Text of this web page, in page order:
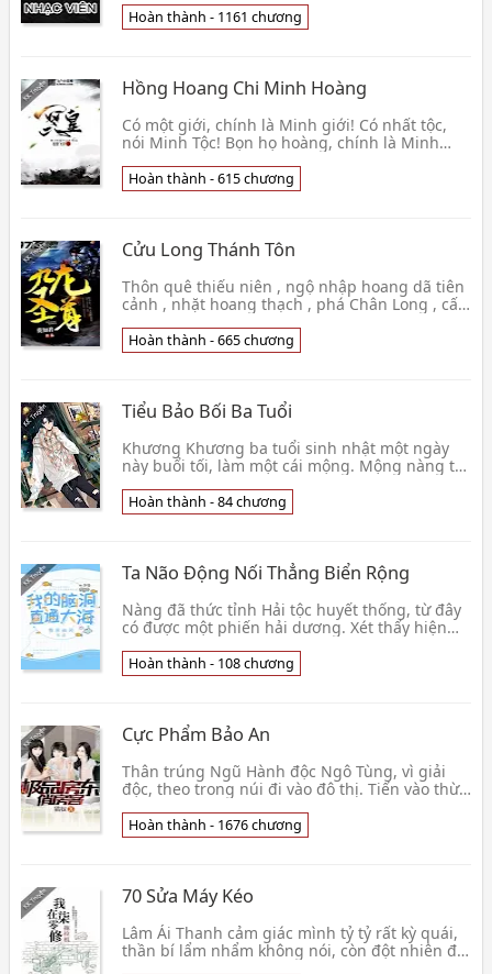
chuyện bất bình t👦 Hùng Lang Cẩu
Hoàn thành - 1161 chương
Hồng Hoang Chi Minh Hoàng
Có một giới, chính là Minh giới! Có nhất tộc,
nói Minh Tộc! Bọn họ hoàng, chính là Minh
thiên! Vạn cổ👦 Thương Tuyết Phi Nha
Hoàn thành - 615 chương
Cửu Long Thánh Tôn
Thôn quê thiếu niên , ngộ nhập hoang dã tiên
cảnh , nhặt hoang thạch , phá Chân Long , cấp
châm n👦 Mạc Chi Quân
Hoàn thành - 665 chương
Tiểu Bảo Bối Ba Tuổi
Khương Khương ba tuổi sinh nhật một ngày
này buổi tối, làm một cái mộng. Mộng nàng tại
tỷ tỷ.👦 Nguyệt Nghê De Mang Quả
Hoàn thành - 84 chương
Ta Não Động Nối Thẳng Biển Rộng
Nàng đã thức tỉnh Hải tộc huyết thống, từ đây
có được một phiến hải dương. Xét thấy hiện
hoạt, nà👦 Tuyết Nguyên U Linh
Hoàn thành - 108 chương
Cực Phẩm Bảo An
Thân trúng Ngũ Hành độc Ngô Tùng, vì giải
độc, theo trong núi đi vào đô thị. Tiến vào thừa
b👦 Vô Tuyến Hiệp
Hoàn thành - 1676 chương
70 Sửa Máy Kéo
Lâm Ái Thanh cảm giác mình tỷ tỷ rất kỳ quái,
thần bí lẩm nhẩm không nói, còn đột nhiên đối